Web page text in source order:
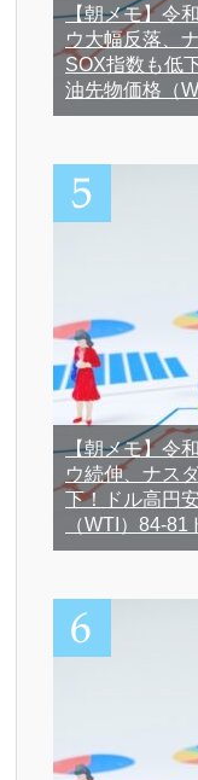
【朝メモ】令
ウ大幅反落、
SOX指数も低
油先物価格（
【朝メモ】令
ウ続伸、ナス
下！ドル高円
（WTI）84-81